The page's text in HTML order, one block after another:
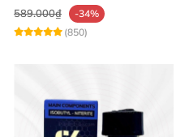
589.000₫
-34%
(850)